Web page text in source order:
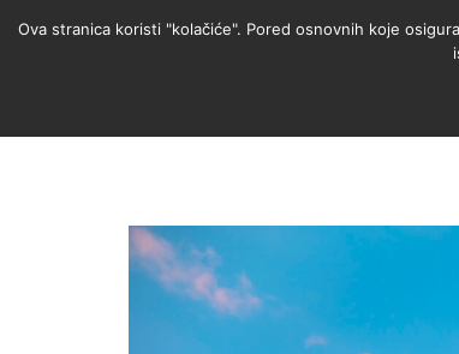
Ova stranica koristi "kolačiće". Pored osnovnih koje